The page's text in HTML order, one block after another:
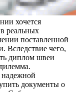
хочется
реальных
поставленной
Вследствие чего,
диплом швеи
надежной
документы о